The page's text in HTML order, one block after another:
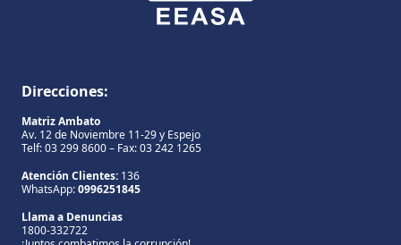
Direcciones:
Matriz Ambato
Av. 12 de Noviembre 11-29 y Espejo
Telf: 03 299 8600 – Fax: 03 242 1265
Atención Clientes: 136
WhatsApp:0996251845
Llama a Denuncias
1800-332722